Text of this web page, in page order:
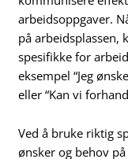
arbeidsoppgaver.
på
spesifikke for
eksempel “Jeg
eller “Kan vi
Ved å bruke riktig
ønsker og behov